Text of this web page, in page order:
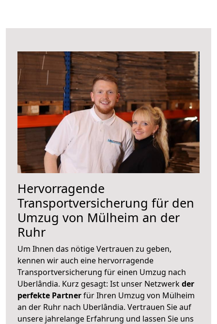
Hervorragende
Transportversicherung für den
Umzug von Mülheim an der
Ruhr
Um Ihnen das nötige Vertrauen zu geben,
kennen wir auch eine hervorragende
Transportversicherung für einen Umzug nach
Uberlândia. Kurz gesagt: Ist unser Netzwerkder
perfekte Partnerfür Ihren Umzug von Mülheim
an der Ruhr nach Uberlândia. Vertrauen Sie auf
unsere jahrelange Erfahrung und lassen Sie uns